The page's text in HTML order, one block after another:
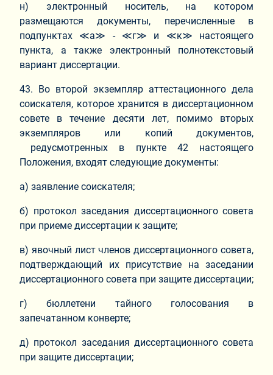
н) электронный носитель, на котором
размещаются документы, перечисленные в
подпунктах ≪а≫ - ≪г≫ и ≪к≫ настоящего
пункта, а также электронный полнотекстовый
вариант диссертации.
43. Во второй экземпляр аттестационного дела
соискателя, которое хранится в диссертационном
совете в течение десяти лет, помимо вторых
экземпляров или копий документов,
редусмотренных в пункте 42 настоящего
Положения, входят следующие документы:
а) заявление соискателя;
б) протокол заседания диссертационного совета
при приеме диссертации к защите;
в) явочный лист членов диссертационного совета,
подтверждающий их присутствие на заседании
диссертационного совета при защите диссертации;
г) бюллетени тайного голосования в
запечатанном конверте;
д) протокол заседания диссертационного совета
при защите диссертации;